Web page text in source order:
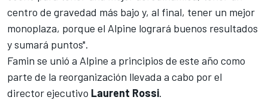
centro de gravedad más bajo y, al final, tener un mejor
monoplaza, porque el Alpine logrará buenos resultados
y sumará puntos".
Famin se unió a Alpine a principios de este año como
parte de la reorganización llevada a cabo por el
director ejecutivo Laurent Rossi.